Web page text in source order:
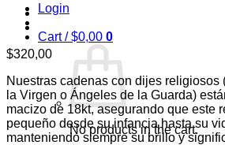
Login
Cart /$0,00 0
No products in the cart.
$320,00
Nuestras cadenas con dijes religiosos
la Virgen o Ángeles de la Guarda)
macizo de 18kt, asegurando que este
pequeño desde su infancia hasta su
manteniendo siempre su brillo y